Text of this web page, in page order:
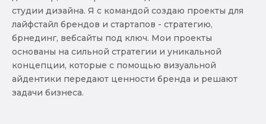
студии дизайна. Я с командой создаю проекты для
лайфстайл брендов и стартапов - стратегию,
брнединг, вебсайты под ключ. Мои проекты
основаны на сильной стратегии и уникальной
концепции, которые с помощью визуальной
айдентики передают ценности бренда и решают
задачи бизнеса.